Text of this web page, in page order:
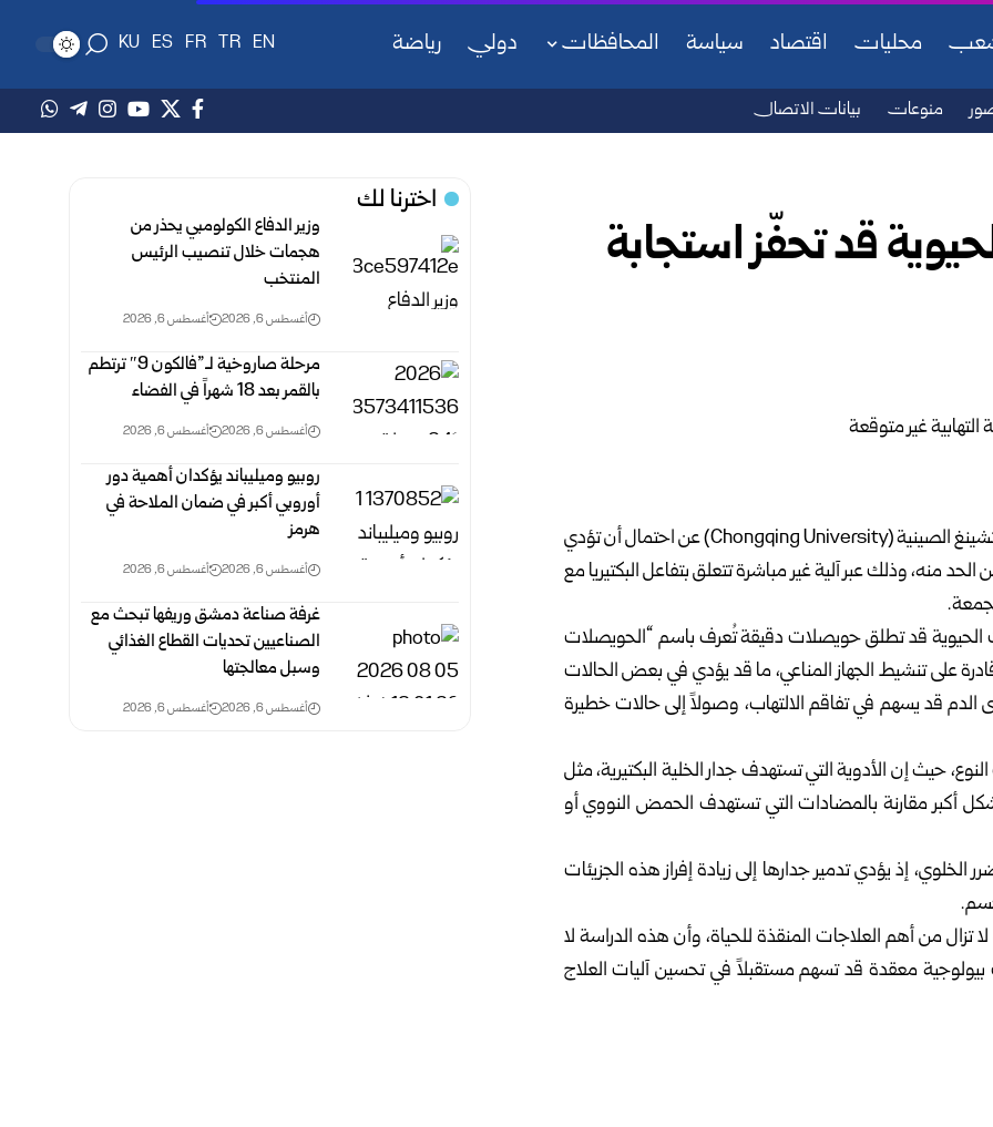
محليات اقتصاد سياسة المحافظات دولي رياضة EN
TR
FR
ES
KU
منوعات بيانات الاتصال
قد تحفّز استجابة
كشفت دراسة علمية حديثة نفذها باحثون في جامعة تشونغتشينغ الصينية (Chongqing University) عن احتمال أن تؤدي
منه، وذلك عبر آلية غير مباشرة تتعلق بتفاعل البكتيريا مع
الحيوية قد تطلق حويصلات دقيقة تُعرف باسم “الحويصلات
على تنشيط الجهاز المناعي، ما قد يؤدي في بعض الحالات
الدم قد يسهم في تفاقم الالتهاب، وصولاً إلى حالات خطيرة
حيث إن الأدوية التي تستهدف جدار الخلية البكتيرية، مثل
أكبر مقارنة بالمضادات التي تستهدف الحمض النووي أو
الخلوي، إذ يؤدي تدمير جدارها إلى زيادة إفراز هذه الجزيئات
تزال من أهم العلاجات المنقذة للحياة، وأن هذه الدراسة لا
معقدة قد تسهم مستقبلاً في تحسين آليات العلاج
اخترنا لك
وزير الدفاع الكولومبي يحذر من
هجمات خلال تنصيب الرئيس
المنتخب
أغسطس 6, 2026 أغسطس 6, 2026
مرحلة صاروخية لـ”فالكون 9″ ترتطم
بالقمر بعد 18 شهراً في الفضاء
أغسطس 6, 2026 أغسطس 6, 2026
روبيو وميليباند يؤكدان أهمية دور
أوروبي أكبر في ضمان الملاحة في
هرمز
أغسطس 6, 2026 أغسطس 6, 2026
غرفة صناعة دمشق وريفها تبحث مع
الصناعيين تحديات القطاع الغذائي
وسبل معالجتها
أغسطس 6, 2026 أغسطس 6, 2026